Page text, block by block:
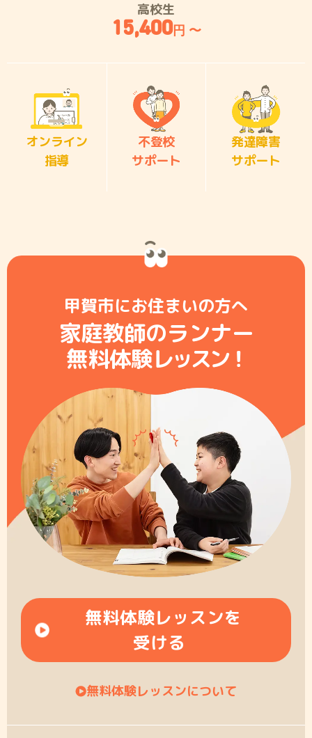
高校生
15,400円 〜
オンライン
指導
不登校
サポート
発達障害
サポート
甲賀市にお住まいの方へ
家庭教師のランナー
無料体験レッスン！
無料体験レッスンを
受ける
無料体験レッスンについて